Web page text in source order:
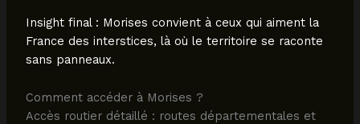
Insight final : Morises convient à ceux qui aiment la
France des interstices, là où le territoire se raconte
sans panneaux.
Comment accéder à Morises ?
Accès routier détaillé : routes départementales et